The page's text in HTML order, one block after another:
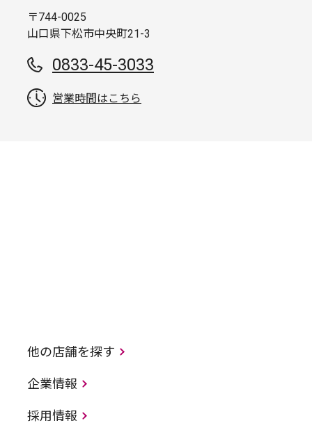
〒744-0025
山口県下松市中央町21-3
0833-45-3033
営業時間はこちら
他の店舗を探す
企業情報
採用情報